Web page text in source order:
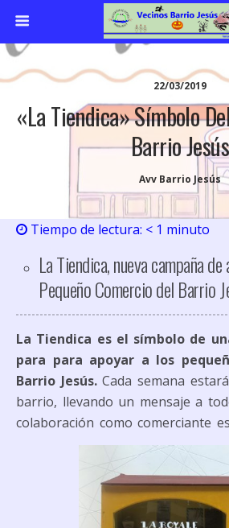
22/03/2019
«La Tiendica» Símbolo
Barrio Jesús
Avv Barrio Jesús
Tiempo de lectura: < 1 minuto
La Tiendica, nueva campaña
Pequeño Comercio del Barrio
La Tiendica es el símbolo de
para para apoyar a los
Barrio Jesús.Cada semana
barrio, llevando un mensaje a
colaboración como comerciante